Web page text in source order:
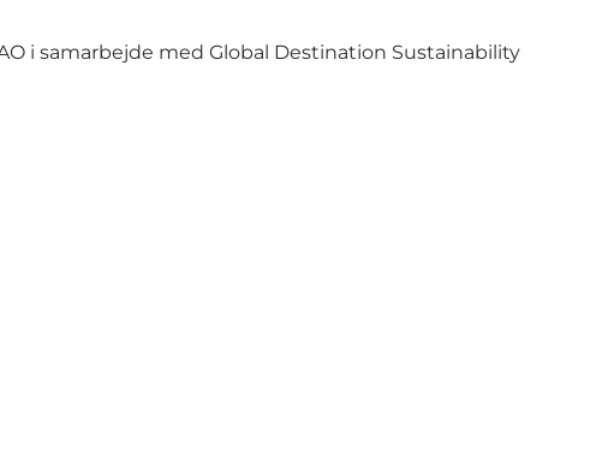
i samarbejde med Global Destination Sustainability